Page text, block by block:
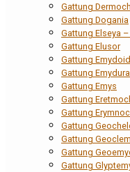
Gattung
Gattung Dogania
Gattung Elseya
Gattung Elusor
Gattung
Gattung
Gattung Emys
Gattung
Gattung
Gattung
Gattung
Gattung
Gattung